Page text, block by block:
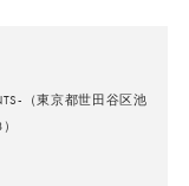
（東京都世田谷区池